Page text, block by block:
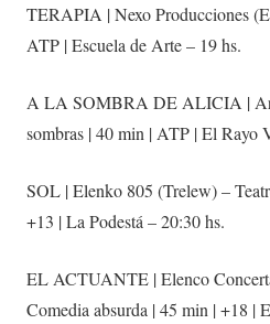
TERAPIA | Nexo Producciones
ATP | Escuela de Arte – 19 hs.
A LA SOMBRA DE ALICIA |
sombras | 40 min | ATP | El Rayo
SOL | Elenko 805 (Trelew) –
+13 | La Podestá – 20:30 hs.
EL ACTUANTE | Elenco
Comedia absurda | 45 min | +18 |